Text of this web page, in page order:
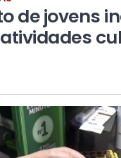
de jovens